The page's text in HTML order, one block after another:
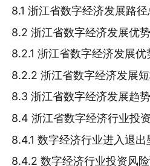
8.1 浙江省数字经济发展路
8.2 浙江省数字经济发展优
8.2.1 浙江省数字经济发展优
8.2.2 浙江省数字经济发展
8.3 浙江省数字经济发展趋
8.4 浙江省数字经济行业投
8.4.1 数字经济行业进入退出
8.4.2 数字经济行业投资风